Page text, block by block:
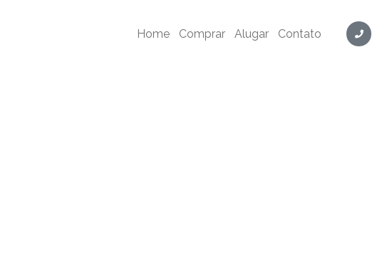
Home Comprar Alugar Contato